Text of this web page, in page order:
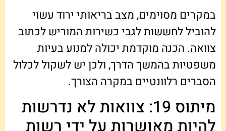
במקרים מסוימים, מצב בריאותי ירוד עשוי
להוביל לחששות לגבי כשירות המוריש לכתוב
צוואה. הכנה מוקדמת יכולה למנוע בעיות
משפטיות בהמשך הדרך, ולכן יש לשקול לכלול
הסברים רלוונטיים במקרה הצורך.
מיתוס 19: צוואות לא נדרשות
להיות מאושרות על ידי רשות